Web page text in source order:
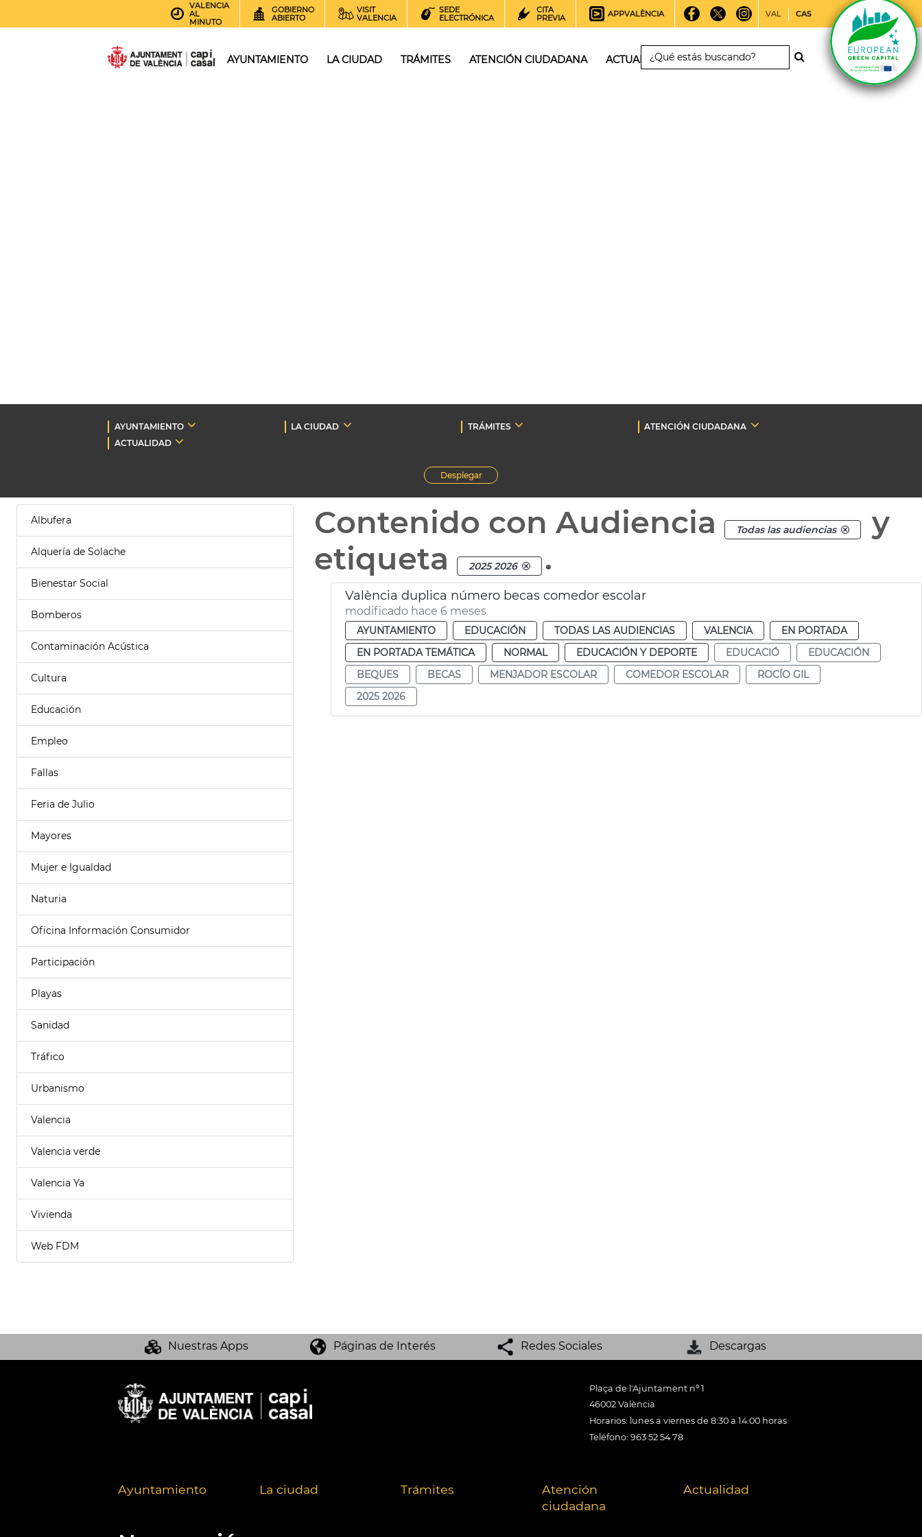
VALENCIA
AL
MINUTO
GOBIERNO
ABIERTO
VISIT
VALENCIA
SEDE
ELECTRÓNICA
CITA
PREVIA
APPVALÈNCIA VAL CAS
AYUNTAMIENTO LA CIUDAD TRÁMITES ATENCIÓN CIUDADANA ACTUALIDAD
AYUNTAMIENTO LA CIUDAD TRÁMITES
ATENCIÓN CIUDADANA
ACTUALIDAD
Desplegar
Albufera
Alquería de Solache
Bienestar Social
Bomberos
Contaminación Acústica
Cultura
Educación
Empleo
Fallas
Feria de Julio
Mayores
Mujer e Igualdad
Naturia
Oficina Información Consumidor
Participación
Playas
Sanidad
Tráfico
Urbanismo
Valencia
Valencia verde
Valencia Ya
Vivienda
Web FDM
Contenido con Audiencia Todas las audiencias
y
etiqueta
2025 2026 .
València duplica número becas comedor escolar
modificado hace 6 meses
AYUNTAMIENTO EDUCACIÓN TODAS LAS AUDIENCIAS VALENCIA
EN PORTADA
EN PORTADA TEMÁTICA
NORMAL EDUCACIÓN Y DEPORTE EDUCACIÓ
EDUCACIÓN
BEQUES
BECAS MENJADOR ESCOLAR COMEDOR ESCOLAR
ROCÍO GIL
2025 2026
Nuestras Apps Páginas de Interés Redes Sociales Descargas
Plaça de l'Ajuntament nº 1
46002 València
Horarios: lunes a viernes de 8:30 a 14:00 horas
Teléfono: 963 52 54 78
Ayuntamiento La ciudad Trámites
Atención
ciudadana
Actualidad